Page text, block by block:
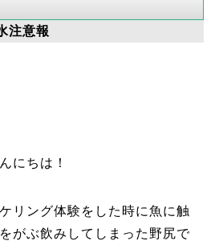
注意報
にちは！
リング体験をした時に魚に触
がぶ飲みしてしまった野尻で